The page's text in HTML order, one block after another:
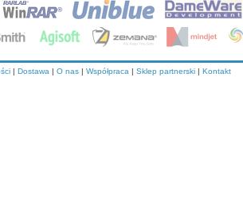
| Dostawa | O nas | Współpraca | Sklep partnerski | Kontakt